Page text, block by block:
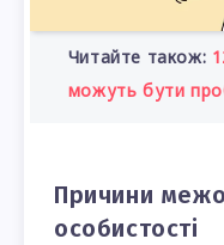
Читайте також:
можуть бути
Причини
особистості